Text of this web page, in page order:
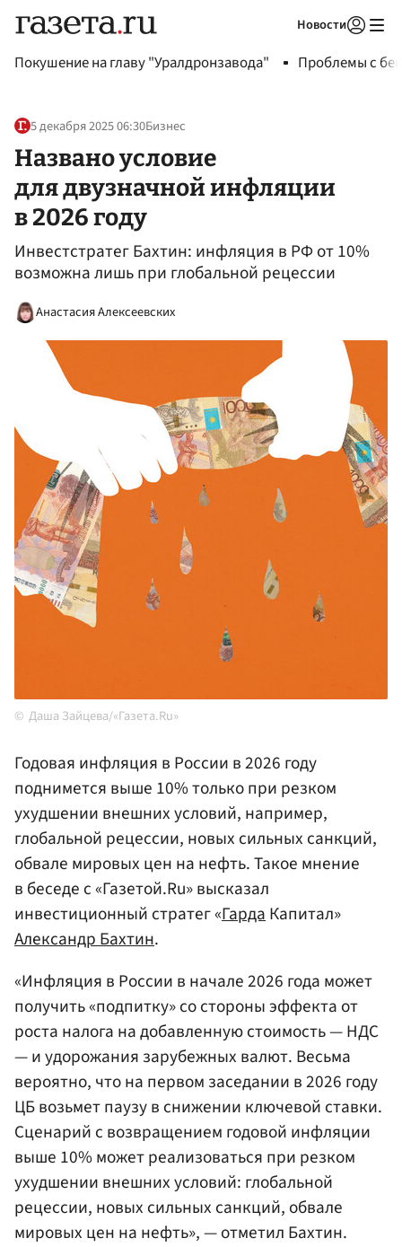
Новости
Покушение на главу "Уралдронзавода" Проблемы с
5 декабря 2025 06:30Бизнес
Названо условие
для двузначной инфляции
в 2026 году
Инвестстратег Бахтин: инфляция в РФ от 10%
возможна лишь при глобальной рецессии
Анастасия Алексеевских
Даша Зайцева/«Газета.Ru»
Годовая инфляция в России в 2026 году
поднимется выше 10% только при резком
ухудшении внешних условий, например,
глобальной рецессии, новых сильных санкций,
обвале мировых цен на нефть. Такое мнение
в беседе с «Газетой.Ru» высказал
инвестиционный стратег «ГардаКапитал»
Александр Бахтин.
«Инфляция в России в начале 2026 года может
получить «подпитку» со стороны эффекта от
роста налога на добавленную стоимость — НДС
— и удорожания зарубежных валют. Весьма
вероятно, что на первом заседании в 2026 году
ЦБ возьмет паузу в снижении ключевой ставки.
Сценарий с возвращением годовой инфляции
выше 10% может реализоваться при резком
ухудшении внешних условий: глобальной
рецессии, новых сильных санкций, обвале
мировых цен на нефть», — отметил Бахтин.